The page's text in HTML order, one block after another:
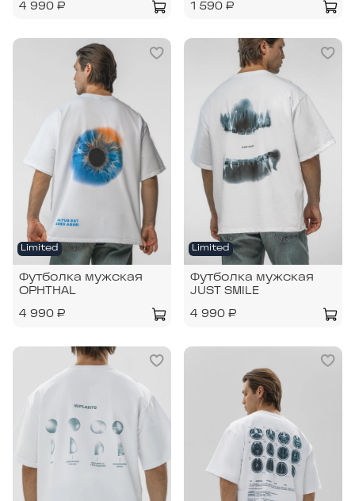
4 990 ₽ 1 590 ₽
Limited
Футболка мужская
OPHTHAL
4 990 ₽
Limited
Футболка мужская
JUST SMILE
4 990 ₽